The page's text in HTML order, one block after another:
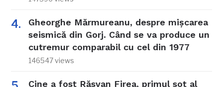
Gheorghe Mărmureanu, despre mișcarea
seismică din Gorj. Când se va produce un
cutremur comparabil cu cel din 1977
146547 views
Cine a fost Răsvan Firea, primul soț al